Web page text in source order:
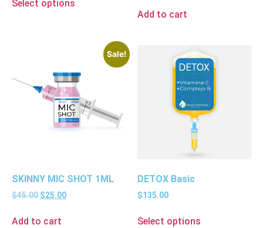
Select options
Add to cart
Sale!
SKINNY MIC SHOT 1ML
$45.00 $25.00
Add to cart
DETOX Basic
$135.00
Select options